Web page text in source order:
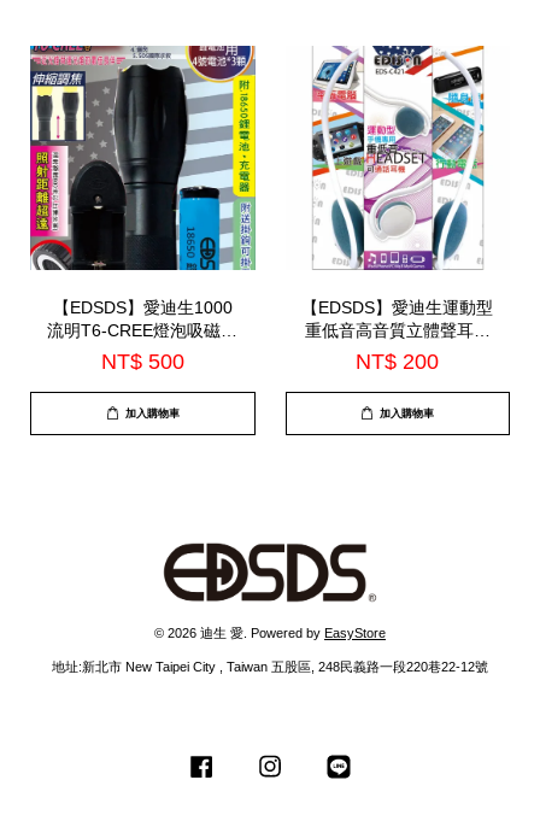
【EDSDS】愛迪生1000
流明T6-CREE燈泡吸磁手
電筒(EDS-G683)
NT$ 500
加入購物車
【EDSDS】愛迪生運動型
重低音高音質立體聲耳機
(EDS-C421)*顏色隨機出*
NT$ 200
加入購物車
© 2026 迪生 愛. Powered by EasyStore
地址:新北市 New Taipei City , Taiwan 五股區, 248民義路一段220巷22-12號
Facebook Instagram